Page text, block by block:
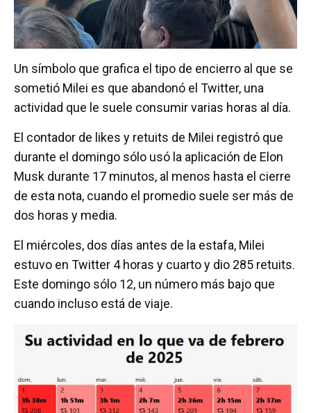
Un símbolo que grafica el tipo de encierro al que se
sometió Milei es que abandonó el Twitter, una
actividad que le suele consumir varias horas al día.
El contador de likes y retuits de Milei registró que
durante el domingo sólo usó la aplicación de Elon
Musk durante 17 minutos, al menos hasta el cierre
de esta nota, cuando el promedio suele ser más de
dos horas y media.
El miércoles, dos días antes de la estafa, Milei
estuvo en Twitter 4 horas y cuarto y dio 285 retuits.
Este domingo sólo 12, un número más bajo que
cuando incluso está de viaje.